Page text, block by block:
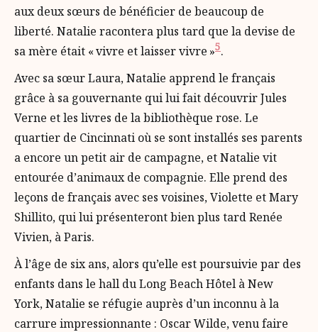
aux deux sœurs de bénéficier de beaucoup de
liberté. Natalie racontera plus tard que la devise de
sa mère était « vivre et laisser vivre »5.
Avec sa sœur Laura, Natalie apprend le français
grâce à sa gouvernante qui lui fait découvrir Jules
Verne et les livres de la bibliothèque rose. Le
quartier de Cincinnati où se sont installés ses parents
a encore un petit air de campagne, et Natalie vit
entourée d’animaux de compagnie. Elle prend des
leçons de français avec ses voisines, Violette et Mary
Shillito, qui lui présenteront bien plus tard Renée
Vivien, à Paris.
À l’âge de six ans, alors qu’elle est poursuivie par des
enfants dans le hall du Long Beach Hôtel à New
York, Natalie se réfugie auprès d’un inconnu à la
carrure impressionnante : Oscar Wilde, venu faire